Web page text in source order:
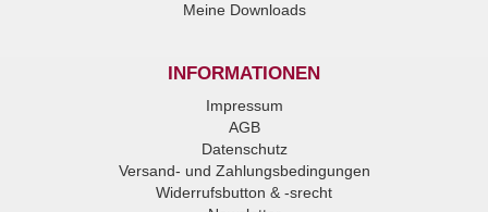
Meine Downloads
INFORMATIONEN
Impressum
AGB
Datenschutz
Versand- und Zahlungsbedingungen
Widerrufsbutton & -srecht